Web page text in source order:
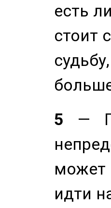
есть
стоит
5 —
может
идти